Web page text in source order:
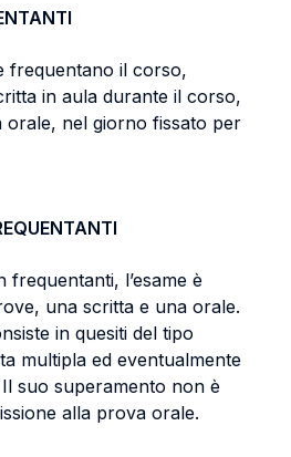
frequentano il corso,
in aula durante il corso,
orale, nel giorno fissato per
frequentanti, l’esame è
una scritta e una orale.
in quesiti del tipo
multipla ed eventualmente
suo superamento non è
alla prova orale.